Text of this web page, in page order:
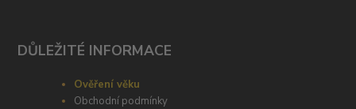
DŮLEŽITÉ INFORMACE
Ověření věku
Obchodní podmínky